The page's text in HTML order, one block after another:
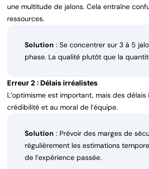
une multitude de jalons. Cela entraîne
ressources.
Solution : Se concentrer sur 3 à 5
phase. La qualité plutôt que la
Erreur 2 : Délais irréalistes
L’optimisme est important, mais des
crédibilité et au moral de l’équipe.
Solution : Prévoir des marges de
régulièrement les estimations
de l’expérience passée.